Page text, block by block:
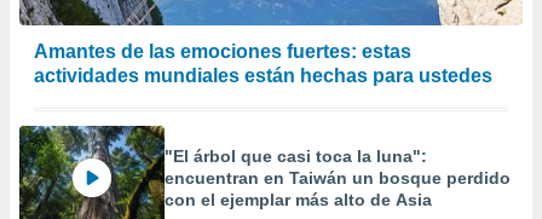
Amantes de las emociones fuertes: estas
actividades mundiales están hechas para ustedes
"El árbol que casi toca la luna":
encuentran en Taiwán un bosque perdido
con el ejemplar más alto de Asia